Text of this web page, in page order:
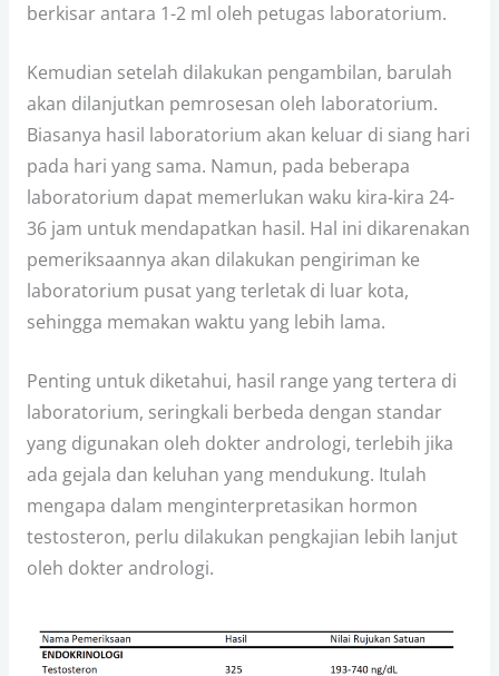
berkisar antara 1-2 ml oleh petugas laboratorium.
Kemudian setelah dilakukan pengambilan, barulah
akan dilanjutkan pemrosesan oleh laboratorium.
Biasanya hasil laboratorium akan keluar di siang hari
pada hari yang sama. Namun, pada beberapa
laboratorium dapat memerlukan waku kira-kira 24-
36 jam untuk mendapatkan hasil. Hal ini dikarenakan
pemeriksaannya akan dilakukan pengiriman ke
laboratorium pusat yang terletak di luar kota,
sehingga memakan waktu yang lebih lama.
Penting untuk diketahui, hasil range yang tertera di
laboratorium, seringkali berbeda dengan standar
yang digunakan oleh dokter andrologi, terlebih jika
ada gejala dan keluhan yang mendukung. Itulah
mengapa dalam menginterpretasikan hormon
testosteron, perlu dilakukan pengkajian lebih lanjut
oleh dokter andrologi.